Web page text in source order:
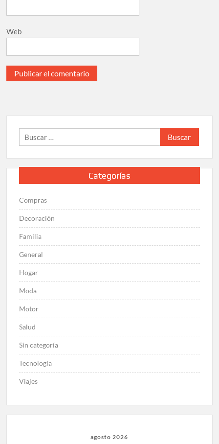
Web
Buscar:
Categorías
Compras
Decoración
Familia
General
Hogar
Moda
Motor
Salud
Sin categoría
Tecnología
Viajes
agosto 2026